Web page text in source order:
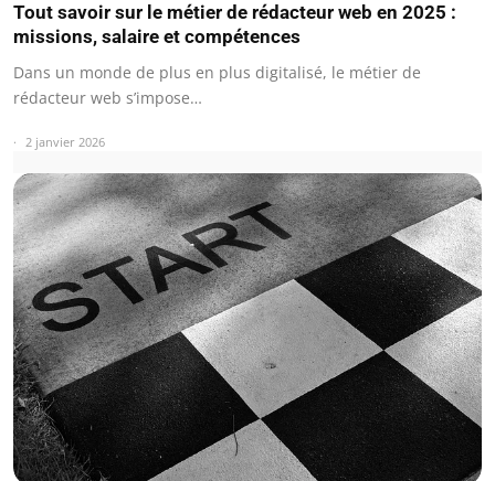
Tout savoir sur le métier de rédacteur web en 2025 :
missions, salaire et compétences
Dans un monde de plus en plus digitalisé, le métier de
rédacteur web s’impose…
2 janvier 2026